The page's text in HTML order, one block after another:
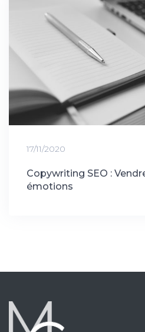
17/11/2020
Copywriting SEO :
émotions